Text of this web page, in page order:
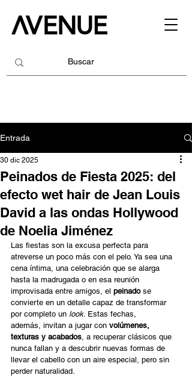
Entrada
Peinados de Fiesta 2025: del
efecto wet hair de Jean Louis
David a las ondas Hollywood
de Noelia Jiménez
30 dic 2025
Las fiestas son la excusa perfecta para
atreverse un poco más con el pelo. Ya sea una
cena íntima, una celebración que se alarga
hasta la madrugada o en esa reunión
improvisada entre amigos, el peinado se
convierte en un detalle capaz de transformar
por completo un look. Estas fechas,
además, invitan a jugar con volúmenes,
texturas y acabados, a recuperar clásicos que
nunca fallan y a descubrir nuevas formas de
llevar el cabello con un aire especial, pero sin
perder naturalidad.